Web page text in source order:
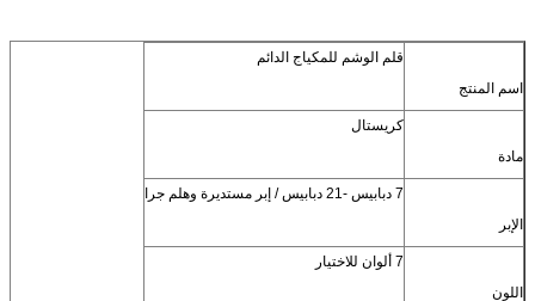
اسم المنتج
قلم الوشم للمكياج الدائم
مادة
كريستال
الإبر
7 دبابيس -21 دبابيس / إبر مستديرة وهلم جرا
اللون
7 ألوان للاختيار